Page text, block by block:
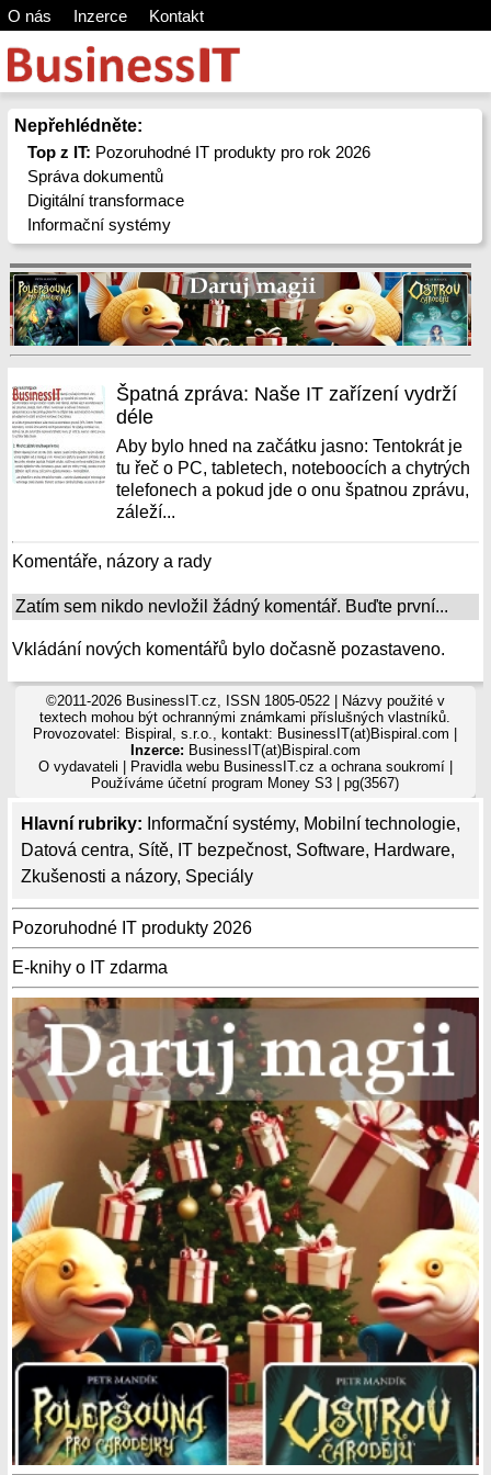
O nás Inzerce Kontakt
Nepřehlédněte:
Top z IT: Pozoruhodné IT produkty pro rok 2026
Správa dokumentů
Digitální transformace
Informační systémy
Hlavní rubriky: Informační systémy, Mobilní technologie,
Datová centra, Sítě, IT bezpečnost, Software, Hardware,
Zkušenosti a názory, Speciály
Pozoruhodné IT produkty 2026
E-knihy o IT zdarma
Špatná zpráva: Naše IT zařízení vydrží
déle
Aby bylo hned na začátku jasno: Tentokrát je
tu řeč o PC, tabletech, noteboocích a chytrých
telefonech a pokud jde o onu špatnou zprávu,
záleží...
Komentáře, názory a rady
Zatím sem nikdo nevložil žádný komentář. Buďte první...
Vkládání nových komentářů bylo dočasně pozastaveno.
©2011-2026 BusinessIT.cz, ISSN 1805-0522 | Názvy použité v
textech mohou být ochrannými známkami příslušných vlastníků.
Provozovatel: Bispiral, s.r.o., kontakt: BusinessIT(at)Bispiral.com |
Inzerce: BusinessIT(at)Bispiral.com
O vydavateli
Pravidla webu BusinessIT.cz a ochrana soukromí|
Používámeúčetní program Money S3 | pg(3567)